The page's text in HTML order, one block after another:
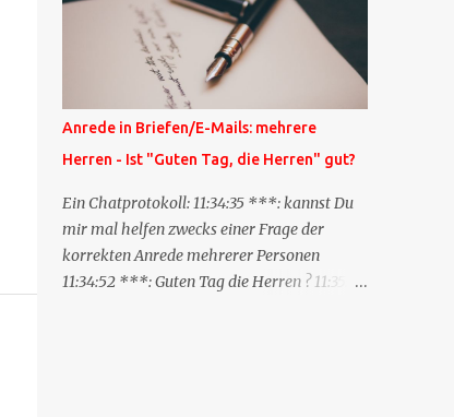
bei dir in den Kommentaren sondern in
meinem Blog. Bitte vermerke das doch,
damit deine Leser auch mal vorbeischauen,
was ich zu deinem Inhalt zu sagen hatte."
Diese Nachrichtenfunktion wird
'angestoßen' in dem 'mein' Blog an die
'TrackbackURL' des Anderen einen 'Ping'
schickt, d.h. ein paar Parameter übergibt
(URL meines Eintrags, Kurzzitat meines
Beitrags). Praktisch muss man nichts
Anderes tun, als die TrackbackURL beim
Anrede in Briefen/E-Mails: mehrere
Herren - Ist "Guten Tag, die Herren" gut?
Ein Chatprotokoll: 11:34:35 ***: kannst Du
mir mal helfen zwecks einer Frage der
korrekten Anrede mehrerer Personen
11:34:52 ***: Guten Tag die Herren ? 11:35:07